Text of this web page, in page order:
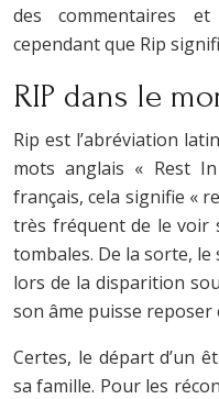
des commentaires
cependant que Rip
RIP dans le
Rip est l’abréviation
mots anglais « Rest
français, cela signifie «
très fréquent de le voir
tombales. De la sorte,
lors de la disparition
son âme puisse reposer
Certes, le départ d’un
sa famille. Pour les